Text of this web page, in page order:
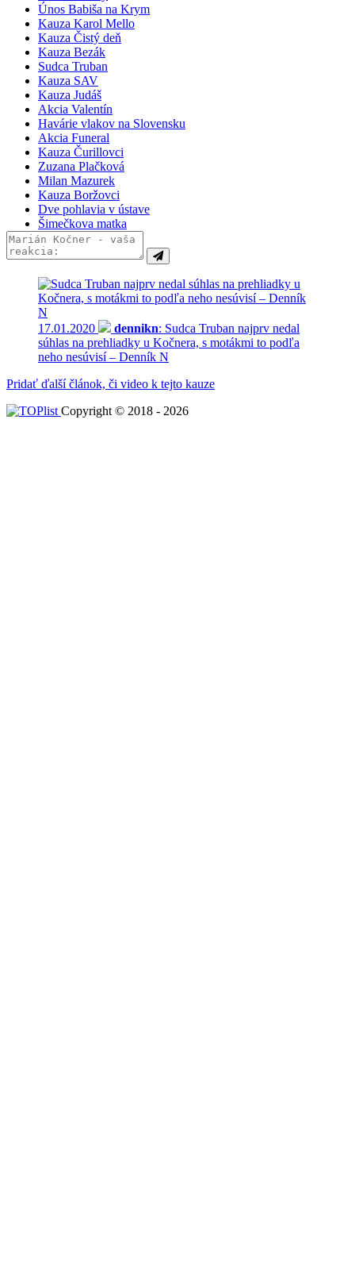
Šutaj Eštok(2x)
Peter Košč(2x)
Ján Slota(2x)
Ľubomír Galko
Tomáš Drucker
Peter Kažimír
Lucia Žitňanská
Alojz Hlina(2x)
Dušan Čaplovič(1x)
Michal Gučík
Ľubomír Skuhra
Sudca Michal Truban
Milan Mazurek
Martin Kvietik(1x)
Ján Čarnogurský(1x)
Richard Molnár(1x)
Peter Žiga (1x)
Milan Mihálik(1x)
Michal Šimečka (1x)
Únos Babiša na Krym
Kauza Karol Mello
Kauza Čistý deň
Kauza Bezák
Sudca Truban
Kauza SAV
Kauza Judáš
Akcia Valentín
Havárie vlakov na Slovensku
Akcia Funeral
Kauza Čurillovci
Zuzana Plačková
Milan Mazurek
Kauza Boržovci
Dve pohlavia v ústave
Šimečkova matka
17.01.2020 dennikn: Sudca Truban najprv nedal
súhlas na prehliadky u Kočnera, s motákmi to podľa
neho nesúvisí – Denník N
Pridať ďalší článok, či video k tejto kauze
Copyright © 2018 - 2026